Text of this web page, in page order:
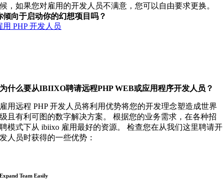
候，如果您对雇用的开发人员不满意，您可以自由要求更换。
倾向于启动你的幻想项目吗？
用 PHP 开发人员
为什么要从IBIIXO聘请远程PHP WEB或应用程序开发人员？
雇用远程 PHP 开发人员将利用优势将您的开发理念塑造成世界
级且有利可图的数字解决方案。 根据您的业务需求，在各种招
聘模式下从 ibiixo 雇用最好的资源。 检查您在从我们这里聘请开
发人员时获得的一些优势：
Expand Team Easily